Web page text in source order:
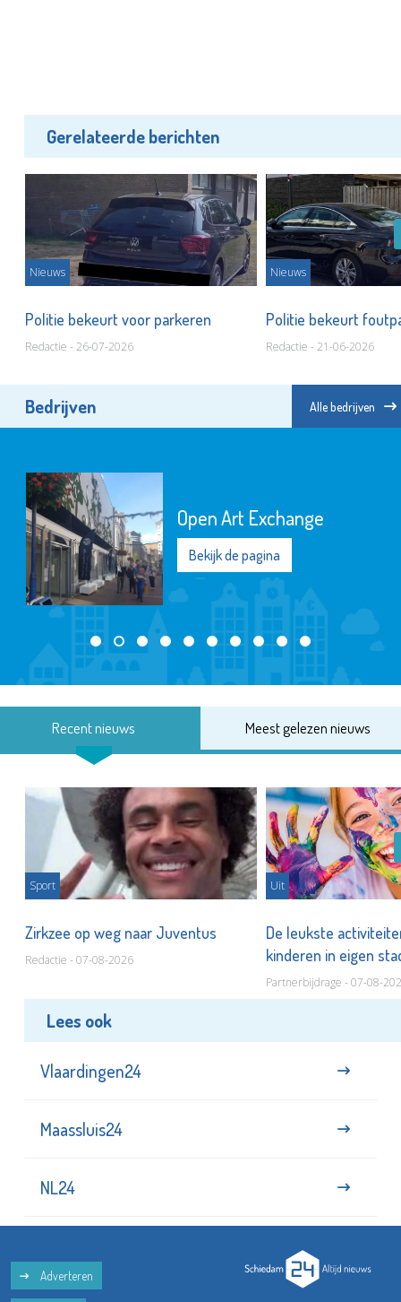
Gerelateerde berichten
Nieuws
Politie bekeurt voor parkeren
Redactie - 26-07-2026
Nieuws
Politie bekeurt
Redactie - 21-06-2026
Bedrijven Alle bedrijven
Open Art Exchange
Bekijk de pagina
Recent nieuws Meest gelezen nieuws
Sport
Zirkzee op weg naar Juventus
Redactie - 07-08-2026
Uit
De leukste
kinderen in eigen
Partnerbijdrage - 07-08-
Lees ook
Vlaardingen24
Maassluis24
NL24
Adverteren